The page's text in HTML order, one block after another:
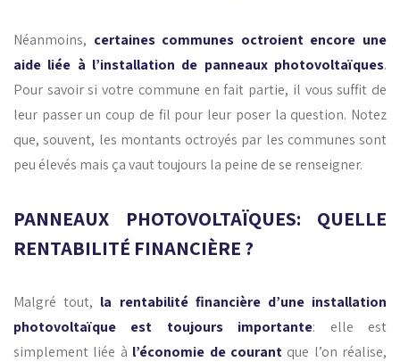
Néanmoins, certaines communes octroient encore une
aide liée à l’installation de panneaux photovoltaïques.
Pour savoir si votre commune en fait partie, il vous suffit de
leur passer un coup de fil pour leur poser la question. Notez
que, souvent, les montants octroyés par les communes sont
peu élevés mais ça vaut toujours la peine de se renseigner.
PANNEAUX PHOTOVOLTAÏQUES: QUELLE
RENTABILITÉ FINANCIÈRE ?
Malgré tout, la rentabilité financière d’une installation
photovoltaïque est toujours importante: elle est
simplement liée à l’économie de courantque l’on réalise,